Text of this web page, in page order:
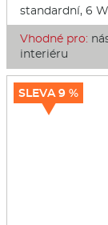
standardní, 6 W
Vhodné pro:
interiéru
SLEVA 9 %